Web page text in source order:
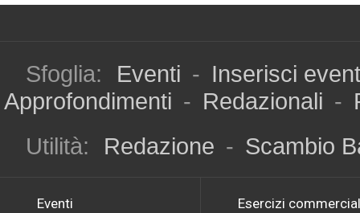
Sfoglia: Eventi - Inserisci
Approfondimenti - Redazionali -
Utilità:
Redazione - Scambio
Eventi Esercizi